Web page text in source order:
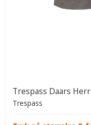
Trespass Daars
Trespass